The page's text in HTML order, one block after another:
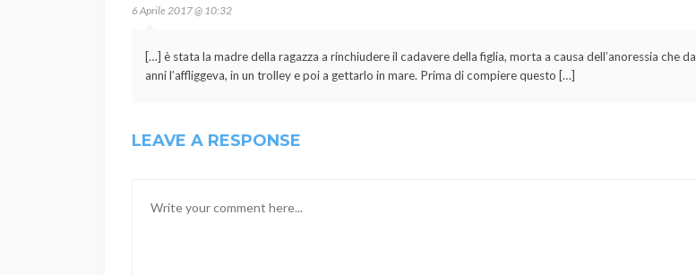
6 Aprile 2017 @ 10:32
[…] è stata la madre della ragazza a rinchiudere il cadavere della figlia, morta a causa dell’anoressia che da
anni l’affliggeva, in un trolley e poi a gettarlo in mare. Prima di compiere questo […]
LEAVE A RESPONSE